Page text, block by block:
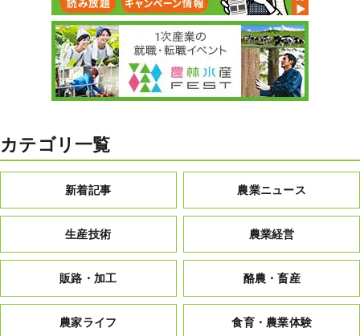
カテゴリ一覧
新着記事 農業ニュース
生産技術 農業経営
販路・加工 酪農・畜産
農家ライフ 食育・農業体験